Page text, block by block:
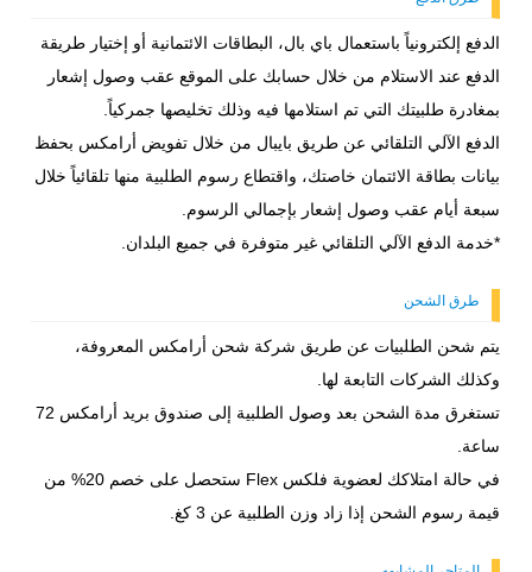
الدفع إلكترونياً باستعمال باي بال، البطاقات الائتمانية أو إختيار طريقة
الدفع عند الاستلام من خلال حسابك على الموقع عقب وصول إشعار
بمغادرة طلبيتك التي تم استلامها فيه وذلك تخليصها جمركياً.
الدفع الآلي التلقائي عن طريق بايبال من خلال تفويض أرامكس بحفظ
بيانات بطاقة الائتمان خاصتك، واقتطاع رسوم الطلبية منها تلقائياً خلال
سبعة أيام عقب وصول إشعار بإجمالي الرسوم.
*خدمة الدفع الآلي التلقائي غير متوفرة في جميع البلدان.
طرق الشحن
يتم شحن الطلبيات عن طريق شركة شحن أرامكس المعروفة،
وكذلك الشركات التابعة لها.
تستغرق مدة الشحن بعد وصول الطلبية إلى صندوق بريد أرامكس 72
ساعة.
في حالة امتلاكك لعضوية فلكس Flex ستحصل على خصم 20% من
قيمة رسوم الشحن إذا زاد وزن الطلبية عن 3 كغ. ​